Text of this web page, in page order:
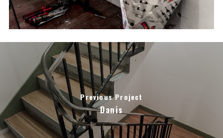
Previous Project
Danis